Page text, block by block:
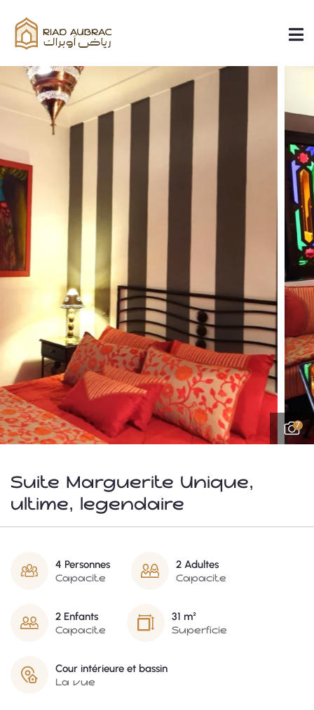
7
Suite Marguerite Unique,
ultime, légendaire
4 Personnes
Capacité
2 Adultes
Capacité
2 Enfants
Capacité
31 m²
Superficie
Cour intérieure et bassin
La vue